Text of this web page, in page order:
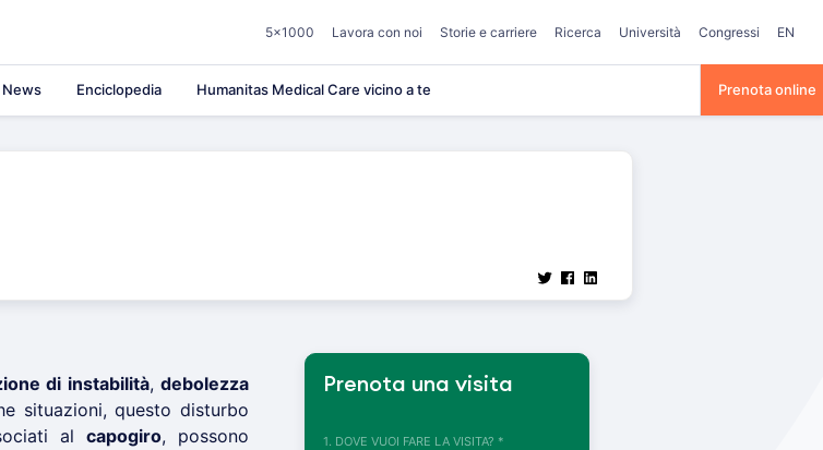
5×1000 Lavora con noi Storie e carriere Ricerca Università Congressi EN
News Enciclopedia Humanitas Medical Care vicino a te Prenota online
di instabilità, debolezza
situazioni, questo disturbo
al capogiro, possono
Prenota una visita
1. DOVE VUOI FARE LA VISITA? *